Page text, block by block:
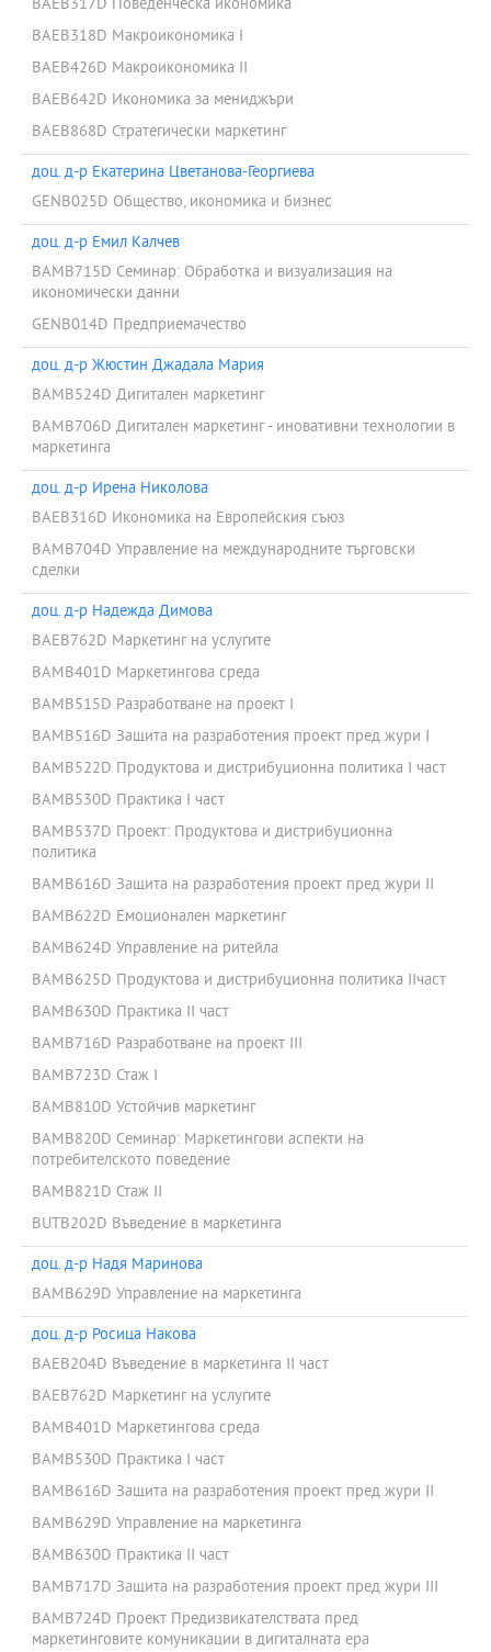
BAEB317D Поведенческа икономика
BAEB318D Макроикономика I
BAEB426D Макроикономика II
BAEB642D Икономика за мениджъри
BAEB868D Стратегически маркетинг
доц. д-р Екатерина Цветанова-Георгиева
GENB025D Общество, икономика и бизнес
доц. д-р Емил Калчев
BAMB715D Семинар: Обработка и визуализация на
икономически данни
GENB014D Предприемачество
доц. д-р Жюстин Джадала Мария
BAMB524D Дигитален маркетинг
BAMB706D Дигитален маркетинг - иновативни технологии в
маркетинга
доц. д-р Ирена Николова
BAEB316D Икономика на Европейския съюз
BAMB704D Управление на международните търговски
сделки
доц. д-р Надежда Димова
BAEB762D Маркетинг на услугите
BAMB401D Маркетингова среда
BAMB515D Разработване на проект I
BAMB516D Защита на разработения проект пред жури I
BAMB522D Продуктова и дистрибуционна политика I част
BAMB530D Практика I част
BAMB537D Проект: Продуктова и дистрибуционна
политика
BAMB616D Защита на разработения проект пред жури II
BAMB622D Емоционален маркетинг
BAMB624D Управление на ритейла
BAMB625D Продуктова и дистрибуционна политика IIчаст
BAMB630D Практика II част
BAMB716D Разработване на проект III
BAMB723D Стаж I
BAMB810D Устойчив маркетинг
BAMB820D Семинар: Маркетингови аспекти на
потребителското поведение
BAMB821D Стаж II
BUTB202D Въведение в маркетинга
доц. д-р Надя Маринова
BAMB629D Управление на маркетинга
доц. д-р Росица Накова
BAEB204D Въведение в маркетинга II част
BAEB762D Маркетинг на услугите
BAMB401D Маркетингова среда
BAMB530D Практика I част
BAMB616D Защита на разработения проект пред жури II
BAMB629D Управление на маркетинга
BAMB630D Практика II част
BAMB717D Защита на разработения проект пред жури III
BAMB724D Проект Предизвикателствата пред
маркетинговите комуникации в дигиталната ера